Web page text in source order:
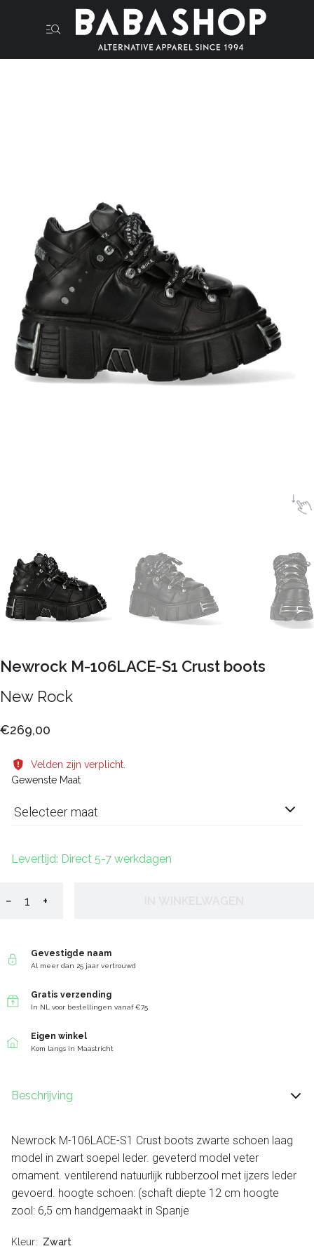
Newrock M-106LACE-S1 Crust boots
New Rock
€269,00
Velden zijn verplicht.
Gewenste Maat
Selecteer maat
Levertijd: Direct 5-7 werkdagen
− +
Gevestigde naam
Al meer dan 25 jaar vertrouwd
Gratis verzending
In NL voor bestellingen vanaf €75
Eigen winkel
Kom langs in Maastricht
Beschrijving
Newrock M-106LACE-S1 Crust boots zwarte schoen laag
model in zwart soepel leder. geveterd model veter
ornament. ventilerend natuurlijk rubberzool met ijzers leder
gevoerd. hoogte schoen: (schaft diepte 12 cm hoogte
zool: 6,5 cm handgemaakt in Spanje
Kleur Zwart